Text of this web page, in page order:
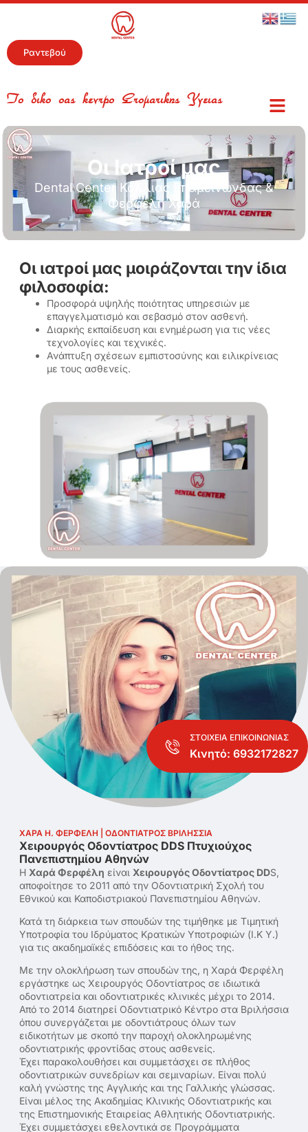
Ραντεβού
Το δικό σας κέντρο Στοματικής Υγείας
Οι Ιατροί μας
Dental Center Κόλλιας Επαμεινώνδας &
Φερφέλη Χαρά
Οι ιατροί μας μοιράζονται την ίδια
φιλοσοφία:
Προσφορά υψηλής ποιότητας υπηρεσιών με
επαγγελματισμό και σεβασμό στον ασθενή.
Διαρκής εκπαίδευση και ενημέρωση για τις νέες
τεχνολογίες και τεχνικές.
Ανάπτυξη σχέσεων εμπιστοσύνης και ειλικρίνειας
με τους ασθενείς.
ΣΤΟΙΧΕΙΑ ΕΠΙΚΟΙΝΩΝΙΑΣ
Κινητό: 6932172827
ΧΑΡΑ Η. ΦΕΡΦΕΛΗ | ΟΔΟΝΤΙΑΤΡΟΣ ΒΡΙΛΗΣΣΙΑ
Χειρουργός Οδοντίατρος DDS Πτυχιούχος
Πανεπιστημίου Αθηνών
Η Χαρά Φερφέλη είναι Χειρουργός Οδοντίατρος DDS,
αποφοίτησε το 2011 από την Οδοντιατρική Σχολή του
Εθνικού και Καποδιστριακού Πανεπιστημίου Αθηνών.
Κατά τη διάρκεια των σπουδών της τιμήθηκε με Τιμητική
Υποτροφία του Ιδρύματος Κρατικών Υποτροφιών (Ι.Κ Υ.)
για τις ακαδημαϊκές επιδόσεις και το ήθος της.
Με την ολοκλήρωση των σπουδών της, η Χαρά Φερφέλη
εργάστηκε ως Χειρουργός Οδοντίατρος σε ιδιωτικά
οδοντιατρεία και οδοντιατρικές κλινικές μέχρι το 2014.
Από το 2014 διατηρεί Οδοντιατρικό Κέντρο στα Βριλήσσια
όπου συνεργάζεται με οδοντιάτρους όλων των
ειδικοτήτων με σκοπό την παροχή ολοκληρωμένης
οδοντιατρικής φροντίδας στους ασθενείς.
Έχει παρακολουθήσει και συμμετάσχει σε πλήθος
οδοντιατρικών συνεδρίων και σεμιναρίων. Είναι πολύ
καλή γνώστης της Αγγλικής και της Γαλλικής γλώσσας.
Είναι μέλος της Ακαδημίας Κλινικής Οδοντιατρικής και
της Επιστημονικής Εταιρείας Αθλητικής Οδοντιατρικής.
Έχει συμμετάσχει εθελοντικά σε Προγράμματα